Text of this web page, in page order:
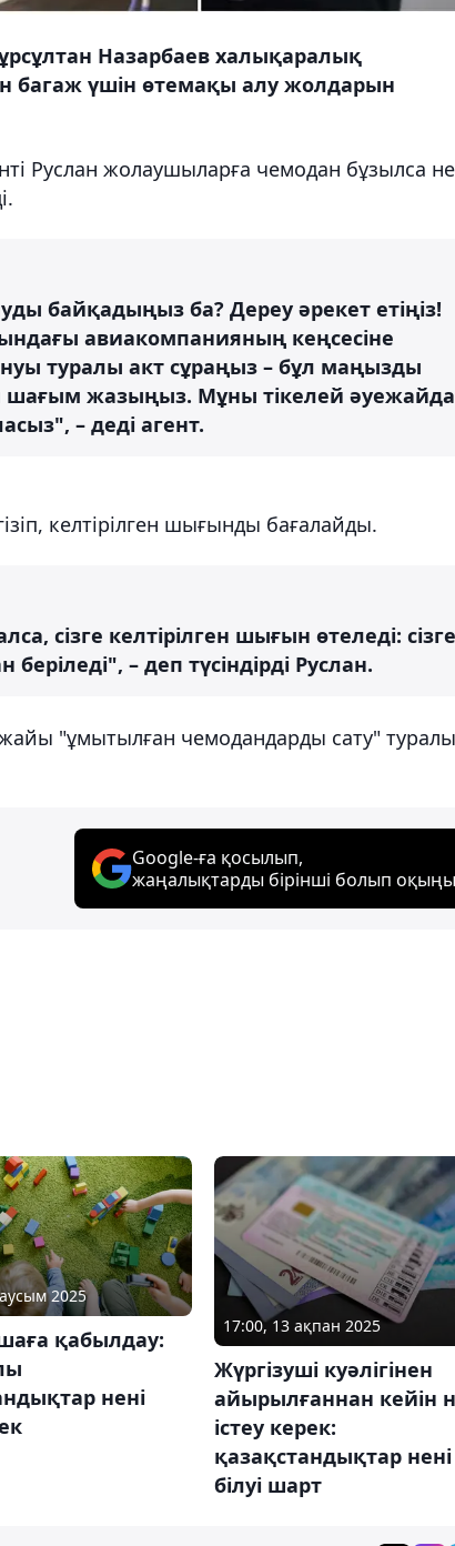
Назарбаев халықаралық
багаж үшін өтемақы алу жолдарын
Руслан жолаушыларға чемодан бұзылса не
байқадыңыз ба? Дереу әрекет етіңіз!
авиакомпанияның кеңсесіне
туралы акт сұраңыз – бұл маңызды
шағым жазыңыз. Мұны тікелей әуежайда
– деді агент.
келтірілген шығынды бағалайды.
сізге келтірілген шығын өтеледі: сізге
– деп түсіндірді Руслан.
"ұмытылған чемодандарды сату" туралы
Google-ға қосылып,
жаңалықтарды бірінші болып
2025
қабылдау:
нені
17:00, 13 ақпан 2025
Жүргізуші куәлігінен
айырылғаннан кейін
істеу керек:
қазақстандықтар нені
білуі шарт